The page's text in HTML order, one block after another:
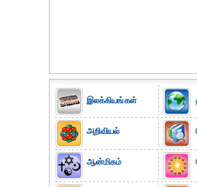
இலக்கியங்கள்
அறிவியல்
ஆன்மிகம்